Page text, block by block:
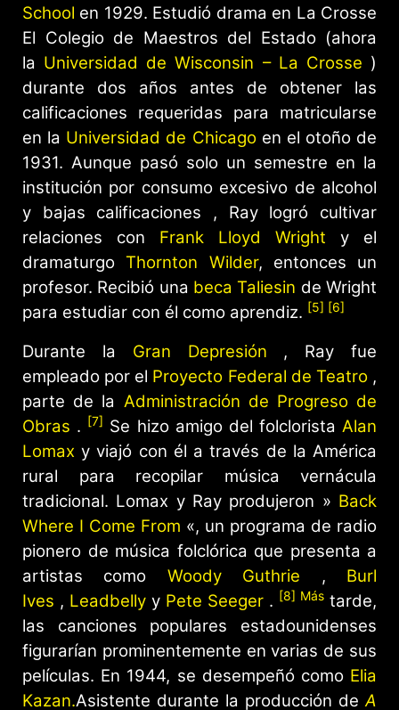
School en 1929. Estudió drama en La Crosse
El Colegio de Maestros del Estado (ahora
la Universidad de Wisconsin – La Crosse )
durante dos años antes de obtener las
calificaciones requeridas para matricularse
en la Universidad de Chicagoen el otoño de
1931. Aunque pasó solo un semestre en la
institución por consumo excesivo de alcohol
y bajas calificaciones , Ray logró cultivar
relaciones con Frank Lloyd Wright y el
dramaturgoThornton Wilder, entonces un
profesor. Recibió una beca Taliesin de Wright
para estudiar con él como aprendiz. [5] [6]
Durante la Gran Depresión , Ray fue
empleado por el Proyecto Federal de Teatro,
parte de la Administración de Progreso de
Obras . [7] Se hizo amigo del folclorista Alan
Lomax y viajó con él a través de la América
rural para recopilar música vernácula
tradicional. Lomax y Ray produjeron » Back
Where I Come From «, un programa de radio
pionero de música folclórica que presenta a
artistas como Woody Guthrie , Burl
Ives , Leadbelly y Pete Seeger . [8] Más tarde,
las canciones populares estadounidenses
figurarían prominentemente en varias de sus
películas. En 1944, se desempeñó como Elia
Kazan.Asistente durante la producción deA